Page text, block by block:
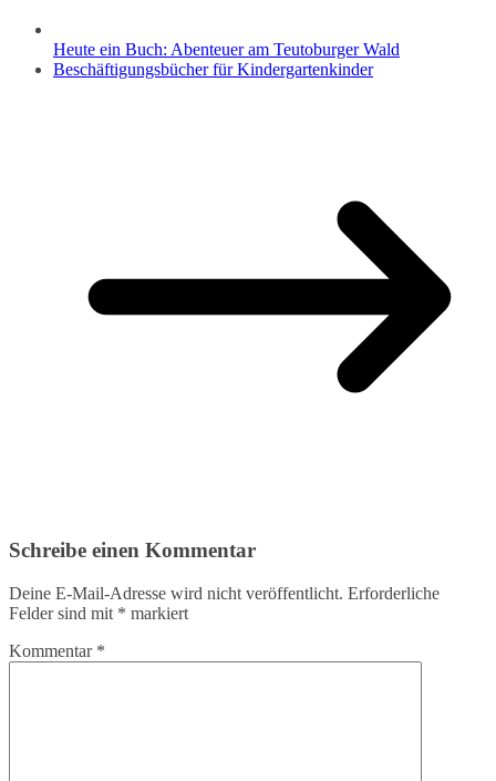
Heute ein Buch: Abenteuer am Teutoburger Wald
Beschäftigungsbücher für Kindergartenkinder
Schreibe einen Kommentar
Deine E-Mail-Adresse wird nicht veröffentlicht. Erforderliche
Felder sind mit * markiert
Kommentar *